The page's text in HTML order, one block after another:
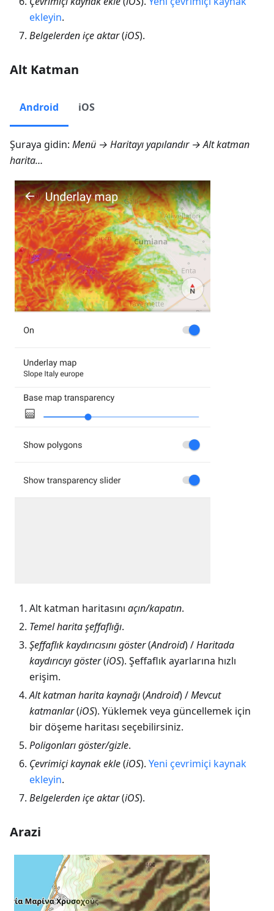
ekleyin.
Belgelerden içe aktar(iOS).
Alt Katman
Android iOS
Şuraya gidin: Menü → Haritayı yapılandır → Alt katman
harita…
Alt katman haritasını açın/kapatın.
Temel harita şeffaflığı.
Şeffaflık kaydırıcısını göster(Android) /Haritada
kaydırıcıyı göster(iOS). Şeffaflık ayarlarına hızlı
erişim.
Alt katman harita kaynağı(Android) /Mevcut
katmanlar(iOS). Yüklemek veya güncellemek için
bir döşeme haritası seçebilirsiniz.
Poligonları göster/gizle.
Çevrimiçi kaynak ekle(iOS). Yeni çevrimiçi kaynak
ekleyin.
Belgelerden içe aktar(iOS).
Arazi